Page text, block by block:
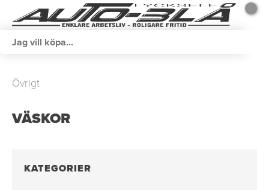
Övrigt
VÄSKOR
KATEGORIER